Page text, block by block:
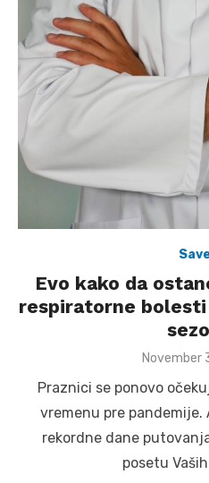
Evo kako da
respiratorne
Posted
November
Praznici se ponovo
vremenu pre
rekordne dane
posetu